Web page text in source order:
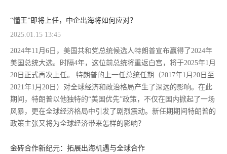
“懂王”即将上任，中企出海将如何应对？
2025.01.15 13:45
2024年11月6日，美国共和党总统候选人特朗普宣布赢得了2024年
美国总统大选。时隔4年，这位前总统将重返白宫，将于2025年1月
20日正式再次上任。 特朗普的上一任总统任期（2017年1月20日至
2021年1月20日）对全球经济和政治格局产生了深远的影响。在此
期间，特朗普以他独特的“美国优先”政策，不仅在国内掀起了一场
风暴，更在全球经济格局中引发了剧烈震动。新任期期间特朗普的
政策主张又将为全球经济带来怎样的影响？
金砖合作新纪元：拓展出海机遇与全球合作